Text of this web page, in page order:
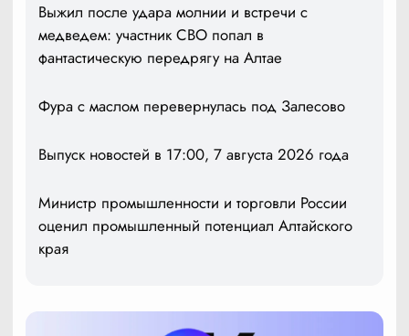
Выжил после удара молнии и встречи с
медведем: участник СВО попал в
фантастическую передрягу на Алтае
Фура с маслом перевернулась под Залесово
Выпуск новостей в 17:00, 7 августа 2026 года
Министр промышленности и торговли России
оценил промышленный потенциал Алтайского
края